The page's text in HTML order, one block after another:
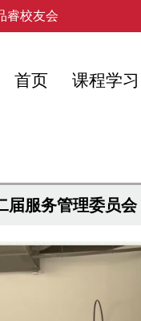
睿校友会
首页 课程学习
届服务管理委员